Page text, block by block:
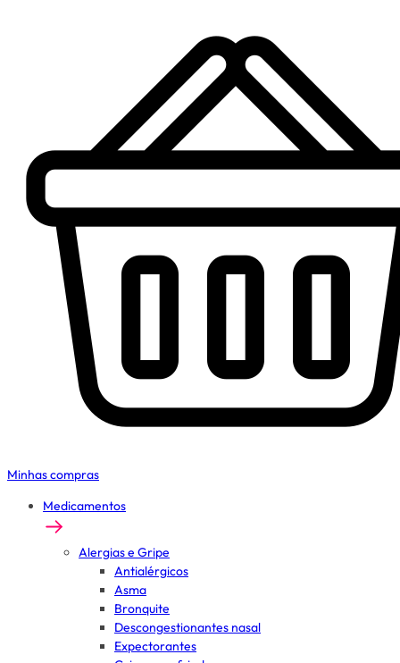
Minhas compras
Medicamentos
Alergias e Gripe
Antialérgicos
Asma
Bronquite
Descongestionantes nasal
Expectorantes